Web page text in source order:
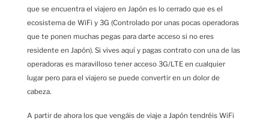
que se encuentra el viajero en Japón es lo cerrado que es el
ecosistema de WiFi y 3G (Controlado por unas pocas operadoras
que te ponen muchas pegas para darte acceso si no eres
residente en Japón). Si vives aquí y pagas contrato con una de las
operadoras es maravilloso tener acceso 3G/LTE en cualquier
lugar pero para el viajero se puede convertir en un dolor de
cabeza.
A partir de ahora los que vengáis de viaje a Japón tendréis WiFi